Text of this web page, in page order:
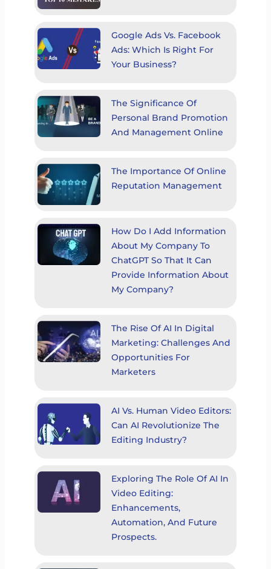
Google Ads Vs. Facebook
Ads: Which Is Right For
Your Business?
The Significance Of
Personal Brand Promotion
And Management Online
The Importance Of Online
Reputation Management
How Do I Add Information
About My Company To
ChatGPT So That It Can
Provide Information About
My Company?
The Rise Of AI In Digital
Marketing: Challenges And
Opportunities For
Marketers
AI Vs. Human Video Editors:
Can AI Revolutionize The
Editing Industry?
Exploring The Role Of AI In
Video Editing:
Enhancements,
Automation, And Future
Prospects.